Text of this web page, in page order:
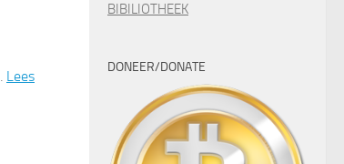
Lees
BIBILIOTHEEK
DONEER/DONATE